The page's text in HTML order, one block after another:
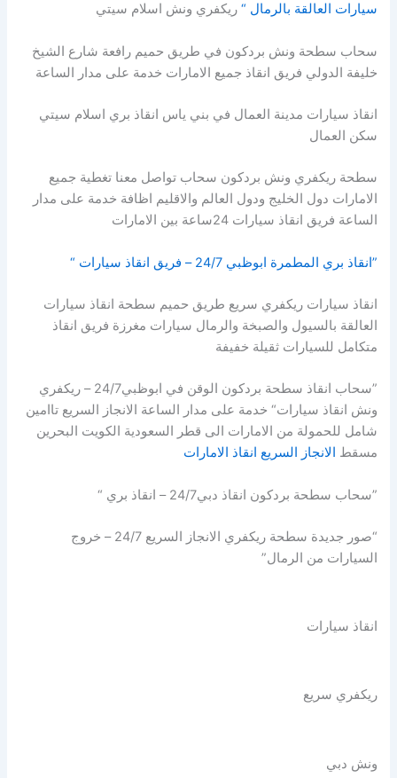
سيارات العالقة بالرمال “ ريكفري ونش اسلام سيتي
سحاب سطحة ونش بردكون في طريق حميم رافعة شارع الشيخ
خليفة الدولي فريق انقاذ جميع الامارات خدمة على مدار الساعة
انقاذ سيارات مدينة العمال في بني ياس انقاذ بري اسلام سيتي
سكن العمال
سطحة ريكفري ونش بردكون سحاب تواصل معنا تغطية جميع
الامارات دول الخليج ودول العالم والاقليم اظافة خدمة على مدار
الساعة فريق انقاذ سيارات 24ساعة بين الامارات
”انقاذ بري المطمرة ابوظبي 24/7 – فريق انقاذ سيارات “
انقاذ سيارات ريكفري سريع طريق حميم سطحة انقاذ سيارات
العالقة بالسيول والصبخة والرمال سيارات مغرزة فريق انقاذ
متكامل للسيارات ثقيلة خفيفة
”سحاب انقاذ سطحة بردكون الوقن في ابوظبي24/7 – ريكفري
ونش انقاذ سيارات“ خدمة على مدار الساعة الانجاز السريع تاامين
شامل للحمولة من الامارات الى قطر السعودية الكويت البحرين
مسقط الانجاز السريع انقاذ الامارات
”سحاب سطحة بردكون انقاذ دبي24/7 – انقاذ بري “
“صور جديدة سطحة ريكفري الانجاز السريع 24/7 – خروج
السيارات من الرمال”
انقاذ سيارات
ريكفري سريع
ونش دبي